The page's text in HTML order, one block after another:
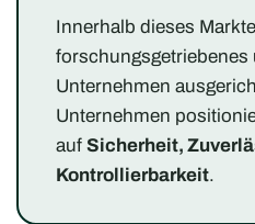
Innerhalb dieses
forschungsgetriebenes
Unternehmen
Unternehmen
auf Sicherheit,
Kontrollierbarkeit.